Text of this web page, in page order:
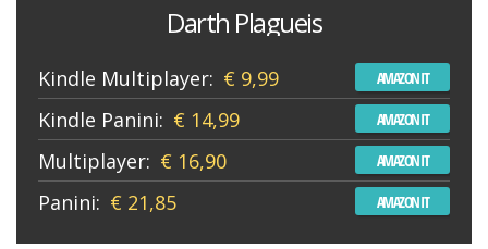
Darth Plagueis
Kindle Multiplayer: € 9,99 AMAZON IT
Kindle Panini: € 14,99 AMAZON IT
Multiplayer: € 16,90 AMAZON IT
Panini: € 21,85 AMAZON IT